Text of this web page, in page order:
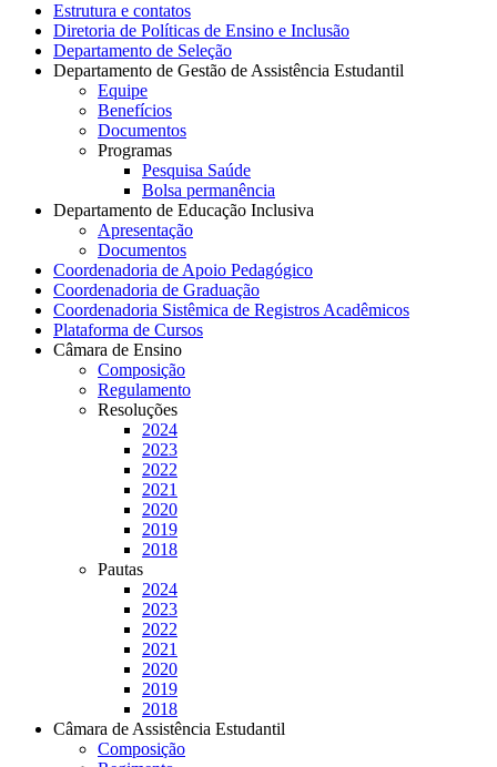
Estrutura e contatos
Diretoria de Políticas de Ensino e Inclusão
Departamento de Seleção
Departamento de Gestão de Assistência Estudantil
Equipe
Benefícios
Documentos
Programas
Pesquisa Saúde
Bolsa permanência
Departamento de Educação Inclusiva
Apresentação
Documentos
Coordenadoria de Apoio Pedagógico
Coordenadoria de Graduação
Coordenadoria Sistêmica de Registros Acadêmicos
Plataforma de Cursos
Câmara de Ensino
Composição
Regulamento
Resoluções
2024
2023
2022
2021
2020
2019
2018
Pautas
2024
2023
2022
2021
2020
2019
2018
Câmara de Assistência Estudantil
Composição